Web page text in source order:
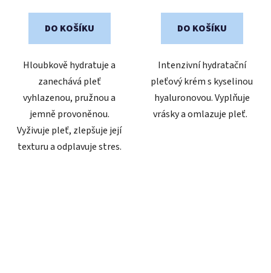
DO KOŠÍKU
Hloubkově hydratuje a
zanechává pleť
vyhlazenou, pružnou a
jemně provoněnou.
Vyživuje pleť, zlepšuje její
texturu a odplavuje stres.
z
DO KOŠÍKU
Intenzivní hydratační
pleťový krém s kyselinou
hyaluronovou. Vyplňuje
vrásky a omlazuje pleť.